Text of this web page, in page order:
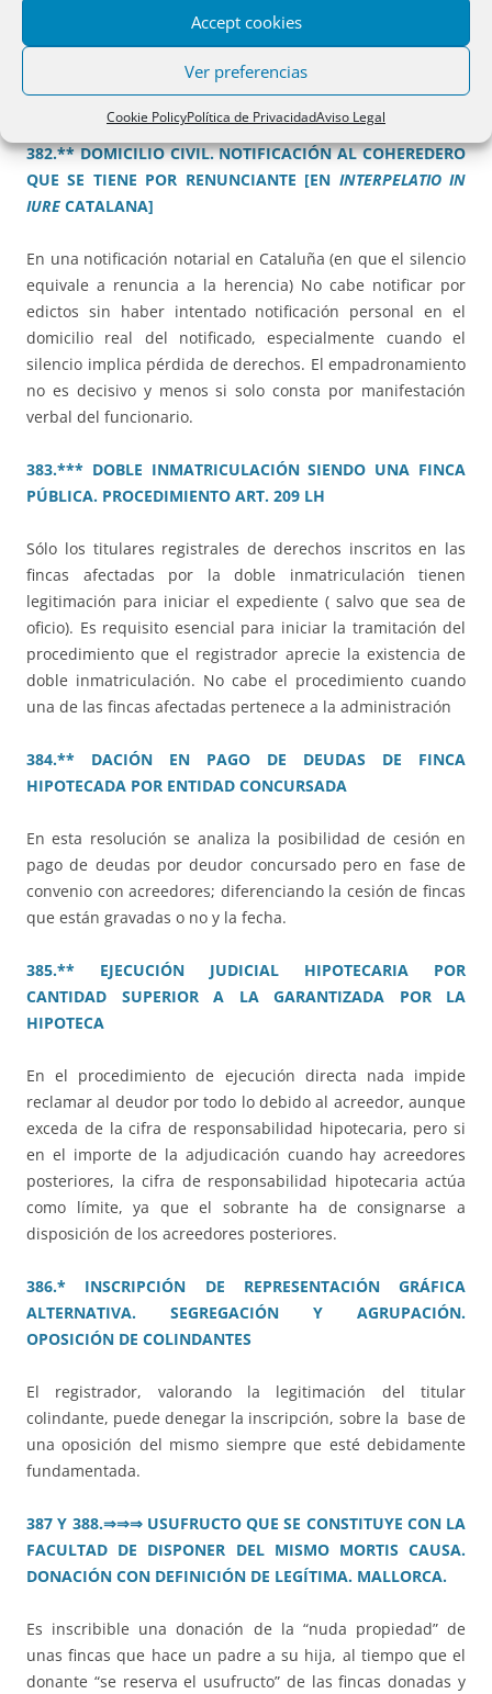
Accept cookies
Ver preferencias
Cookie PolicyPolítica de PrivacidadAviso Legal
pretende. El registrador sustituto debe confirmar o revocar
(pero no matizar) la nota de calificación
382.** DOMICILIO CIVIL. NOTIFICACIÓN AL COHEREDERO
QUE SE TIENE POR RENUNCIANTE [EN INTERPELATIO IN
IURE CATALANA]
En una notificación notarial en Cataluña (en que el silencio
equivale a renuncia a la herencia) No cabe notificar por
edictos sin haber intentado notificación personal en el
domicilio real del notificado, especialmente cuando el
silencio implica pérdida de derechos. El empadronamiento
no es decisivo y menos si solo consta por manifestación
verbal del funcionario.
383.*** DOBLE INMATRICULACIÓN SIENDO UNA FINCA
PÚBLICA. PROCEDIMIENTO ART. 209 LH
Sólo los titulares registrales de derechos inscritos en las
fincas afectadas por la doble inmatriculación tienen
legitimación para iniciar el expediente ( salvo que sea de
oficio). Es requisito esencial para iniciar la tramitación del
procedimiento que el registrador aprecie la existencia de
doble inmatriculación. No cabe el procedimiento cuando
una de las fincas afectadas pertenece a la administración
384.** DACIÓN EN PAGO DE DEUDAS DE FINCA
HIPOTECADA POR ENTIDAD CONCURSADA
En esta resolución se analiza la posibilidad de cesión en
pago de deudas por deudor concursado pero en fase de
convenio con acreedores; diferenciando la cesión de fincas
que están gravadas o no y la fecha.
385.** EJECUCIÓN JUDICIAL HIPOTECARIA POR
CANTIDAD SUPERIOR A LA GARANTIZADA POR LA
HIPOTECA
En el procedimiento de ejecución directa nada impide
reclamar al deudor por todo lo debido al acreedor, aunque
exceda de la cifra de responsabilidad hipotecaria, pero si
en el importe de la adjudicación cuando hay acreedores
posteriores, la cifra de responsabilidad hipotecaria actúa
como límite, ya que el sobrante ha de consignarse a
disposición de los acreedores posteriores.
386.* INSCRIPCIÓN DE REPRESENTACIÓN GRÁFICA
ALTERNATIVA. SEGREGACIÓN Y AGRUPACIÓN.
OPOSICIÓN DE COLINDANTES
El registrador, valorando la legitimación del titular
colindante, puede denegar la inscripción, sobre la base de
una oposición del mismo siempre que esté debidamente
fundamentada.
387 Y 388.⇒⇒⇒ USUFRUCTO QUE SE CONSTITUYE CON LA
FACULTAD DE DISPONER DEL MISMO MORTIS CAUSA.
DONACIÓN CON DEFINICIÓN DE LEGÍTIMA. MALLORCA.
Es inscribible una donación de la “nuda propiedad” de
unas fincas que hace un padre a su hija, al tiempo que el
donante “se reserva el usufructo” de las fincas donadas y